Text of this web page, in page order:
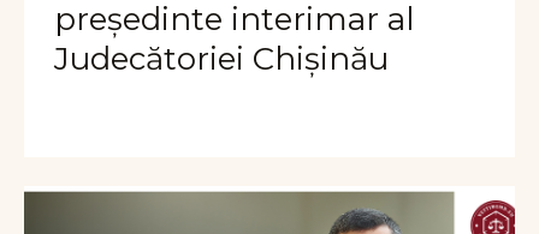
președinte interimar al
Judecătoriei Chișinău